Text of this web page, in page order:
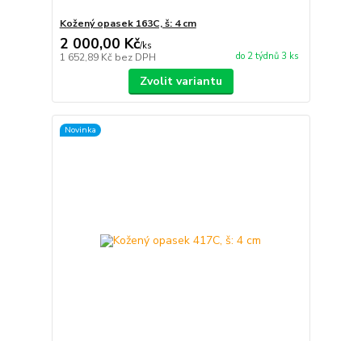
Kožený opasek 163C, š: 4 cm
2 000,00 Kč/ks
1 652,89 Kč bez DPH do 2 týdnů 3 ks
Zvolit variantu
Novinka